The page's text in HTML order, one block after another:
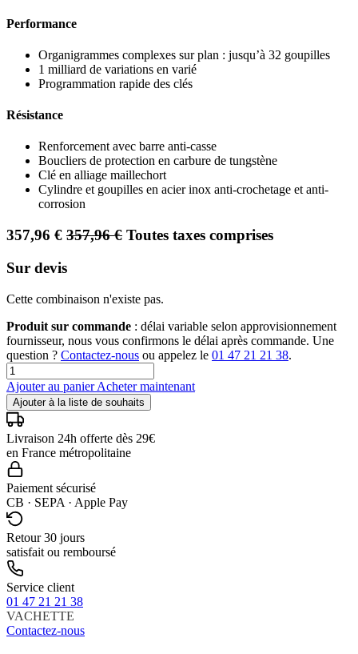
Performance
Organigrammes complexes sur plan : jusqu’à 32 goupilles
1 milliard de variations en varié
Programmation rapide des clés
Résistance
Renforcement avec barre anti-casse
Boucliers de protection en carbure de tungstène
Clé en alliage maillechort
Cylindre et goupilles en acier inox anti-crochetage et anti-
corrosion
357,96 € 357,96€ Toutes taxes comprises
Sur devis
Cette combinaison n'existe pas.
Produit sur commande : délai variable selon approvisionnement
fournisseur, nous vous confirmons le délai après commande. Une
question ? Contactez-nous ou appelez le 01 47 21 21 38.
Ajouter au panierAcheter maintenant
Ajouter à la liste de souhaits
Livraison 24h offerte dès 29€
en France métropolitaine
Paiement sécurisé
CB · SEPA · Apple Pay
Retour 30 jours
satisfait ou remboursé
Service client
01 47 21 21 38
VACHETTE
Contactez-nous